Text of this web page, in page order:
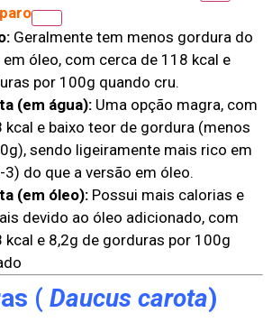
Geralmente tem menos gordura do
em óleo, com cerca de 118 kcal e
por 100g quando cru.
(em água): Uma opção magra, com
kcal e baixo teor de gordura (menos
sendo ligeiramente mais rico em
3) do que a versão em óleo.
(em óleo): Possui mais calorias e
devido ao óleo adicionado, com
kcal e 8,2g de gorduras por 100g
( Daucus carota)